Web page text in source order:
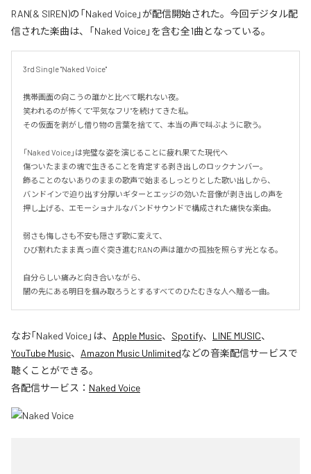
RAN(& SIREN)の「Naked Voice」が配信開始された。今回デジタル配
信された楽曲は、「Naked Voice」を含む全1曲となっている。
3rd Single "Naked Voice"
携帯画面の向こうの誰かと比べて眠れない夜。
笑われるのが怖くて"平気なフリ"を続けてきた私。
その仮面を剥がし借り物の言葉を捨てて、本当の声で叫ぶように歌う。
「Naked Voice」は完璧な姿を演じることに疲れ果てた現代へ
傷ついたままの魂で生きることを肯定する剥き出しのロックナンバー。
飾ることのないありのままの歌声で始まるしっとりとした歌い出しから、
バンドインで迫り出す分厚いギターとエッジの効いた音像が剥き出しの声を
押し上げる、エモーショナルなバンドサウンドで構成された痛快な楽曲。
弱さも悔しさも不安も隠さず歌に変えて、
ひび割れたまま真っ直ぐ突き進むRANの声は誰かの孤独を照らす光となる。
自分らしい痛みと向き合いながら、
闇の先にある明日を掴み取ろうとするすべてのひたむきな人へ贈る一曲。
なお「Naked Voice」は、 Apple Music、 Spotify、 LINE MUSIC、
YouTube Music、 Amazon Music Unlimitedなどの音楽配信サービスで
聴くことができる。
各配信サービス： Naked Voice